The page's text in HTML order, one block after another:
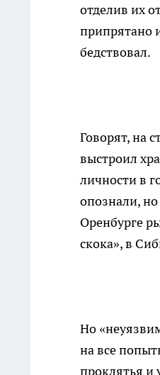
отделив их
припрятано
бедствовал.
Говорят, на
выстроил
личности в
опознали,
Оренбурге
скока», в
Но
на все
проклятья и